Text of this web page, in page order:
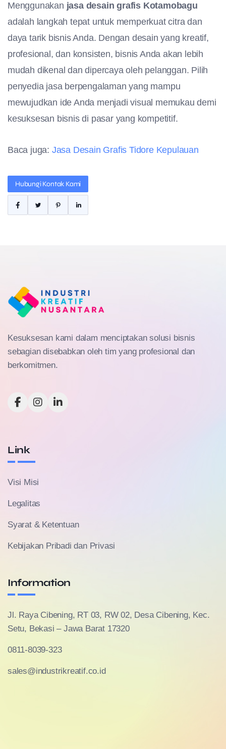
Menggunakan jasa desain grafis Kotamobagu
adalah langkah tepat untuk memperkuat citra dan
daya tarik bisnis Anda. Dengan desain yang kreatif,
profesional, dan konsisten, bisnis Anda akan lebih
mudah dikenal dan dipercaya oleh pelanggan. Pilih
penyedia jasa berpengalaman yang mampu
mewujudkan ide Anda menjadi visual memukau demi
kesuksesan bisnis di pasar yang kompetitif.
Baca juga: Jasa Desain Grafis Tidore Kepulauan
Hubungi Kontak Kami
Kesuksesan kami dalam menciptakan solusi bisnis
sebagian disebabkan oleh tim yang profesional dan
berkomitmen.
Link
Visi Misi
Legalitas
Syarat & Ketentuan
Kebijakan Pribadi dan Privasi
Information
Jl. Raya Cibening, RT 03, RW 02, Desa Cibening, Kec.
Setu, Bekasi – Jawa Barat 17320
0811-8039-323
sales@industrikreatif.co.id